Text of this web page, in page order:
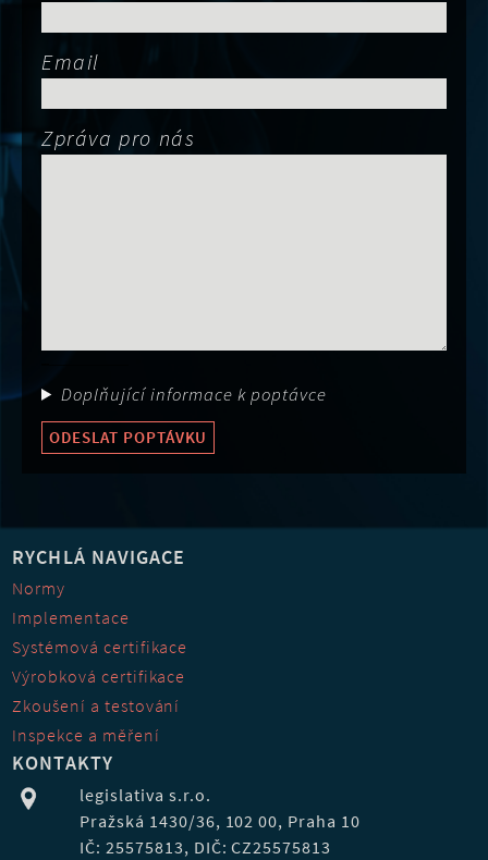
Email
Zpráva pro nás
Doplňující informace k poptávce
ODESLAT POPTÁVKU
RYCHLÁ NAVIGACE
Normy
Implementace
Systémová certifikace
Výrobková certifikace
Zkoušení a testování
Inspekce a měření
KONTAKTY
legislativa s.r.o.
Pražská 1430/36, 102 00, Praha 10
IČ: 25575813, DIČ: CZ25575813